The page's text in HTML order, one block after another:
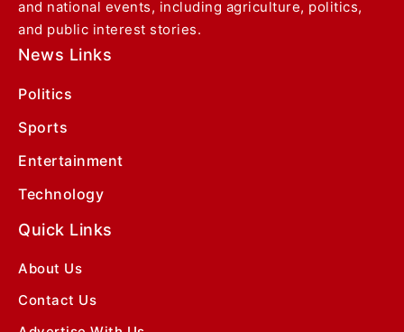
and national events, including agriculture, politics,
and public interest stories.
News Links
Politics
Sports
Entertainment
Technology
Quick Links
About Us
Contact Us